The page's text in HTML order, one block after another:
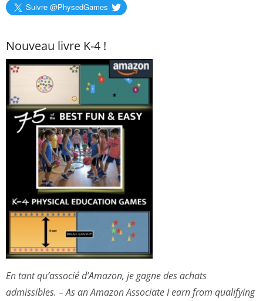
Suivre @PhysedGames
Nouveau livre K-4 !
En tant qu’associé d’Amazon, je gagne des achats
admissibles. – As an Amazon Associate I earn from qualifying